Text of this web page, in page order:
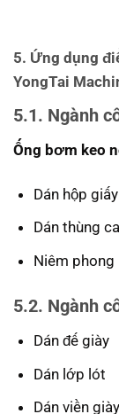
5. Ứng dụng
YongTai
5.1. Ngành
Ống bơm keo
Dán hộp giấy
Dán thùng
Niêm
5.2. Ngành
Dán đế giày
Dán lớp lót
Dán viền giày